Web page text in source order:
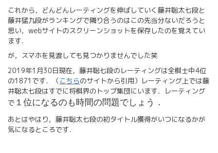
これから，どんどんレーティングを伸ばしていく藤井聡太七段と
藤井猛九段がランキングで隣り合うのはこの先当分ないだろうと
思い，webサイトのスクリーンショットを保存したのを覚えてい
ます．
が，スマホを見渡しても見つかりませんでした笑
2019年1月30日現在，藤井聡七段のレーティングは全棋士中4位
の1871です．（ こちらのサイトから引用）レーティング上では藤
井聡太七段はすでに将棋界のトップ集団にいます．レーティング
で １位になるのも時間の問題でしょう．
あとはやはり，藤井聡太七段の初タイトル獲得がいつになるかが
気になるところです．